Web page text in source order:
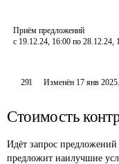
Приём предложений
с 19.12.24, 16:00 по 28.12.24,
291 Изменён 17 янв 2025.
Стоимость
Идёт запрос предложений
предложит наилучшие